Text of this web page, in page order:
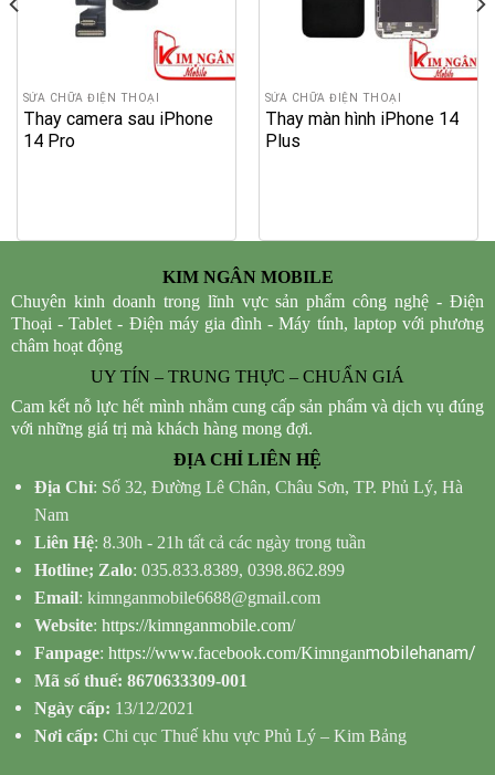
SỬA CHỮA ĐIỆN THOẠI
Thay camera sau iPhone
14 Pro
SỬA CHỮA ĐIỆN THOẠI
Thay màn hình iPhone 14
Plus
KIM NGÂN MOBILE
Chuyên kinh doanh trong lĩnh vực sản phẩm công nghệ - Điện
Thoại - Tablet - Điện máy gia đình - Máy tính, laptop với phương
châm hoạt động
UY TÍN – TRUNG THỰC – CHUẨN GIÁ
Cam kết nỗ lực hết mình nhằm cung cấp sản phẩm và dịch vụ đúng
với những giá trị mà khách hàng mong đợi.
ĐỊA CHỈ LIÊN HỆ
Địa Chỉ: Số 32, Đường Lê Chân, Châu Sơn, TP. Phủ Lý, Hà
Nam
Liên Hệ: 8.30h - 21h tất cả các ngày trong tuần
Hotline; Zalo: 035.833.8389, 0398.862.899
Email: kimnganmobile6688@gmail.com
Website: https://kimnganmobile.com/
Fanpage: https://www.facebook.com/Kimnganmobilehanam/
Mã số thuế: 8670633309-001
Ngày cấp: 13/12/2021
Nơi cấp: Chi cục Thuế khu vực Phủ Lý – Kim Bảng